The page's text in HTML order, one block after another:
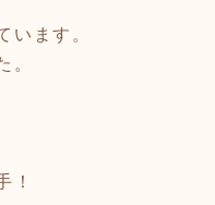
います。
。
！